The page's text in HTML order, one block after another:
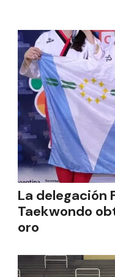
La delegación
Taekwondo
oro